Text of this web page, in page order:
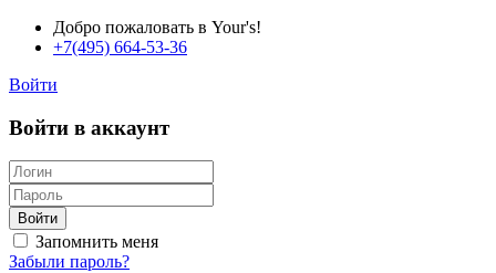
Добро пожаловать в Your's!
+7(495) 664-53-36
Войти
Войти в аккаунт
Войти
Запомнить меня
Забыли пароль?